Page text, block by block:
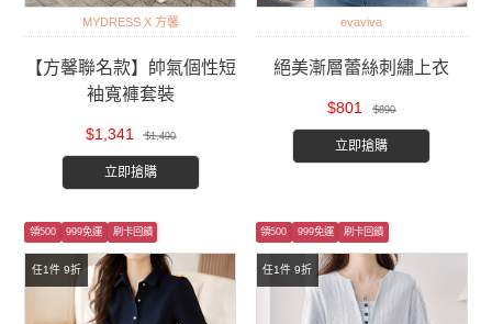
MYDRESS X 方馨
【方馨聯名款】帥氣個性短
袖寬褲套裝
$1,341 $1,490
立即搶購
evaviva
絕美漸層蕾絲刺繡上衣
$801 $890
立即搶購
任1件 9折
領500 999免運 刷卡回饋
任1件 9折
領500 999免運 刷卡回饋